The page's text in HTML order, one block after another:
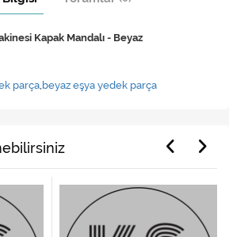
Kapak Mandalı - Beyaz
parça, beyaz eşya yedek parça